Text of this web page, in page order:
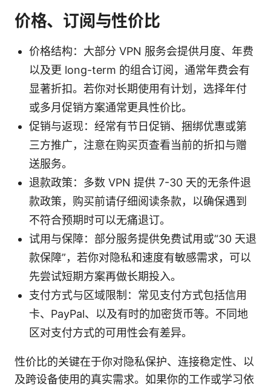
价格、订阅与性价比
价格结构：大部分 VPN 服务会提供月度、年费
以及更 long-term 的组合订阅，通常年费会有
显著折扣。若你对长期使用有计划，选择年付
或多月促销方案通常更具性价比。
促销与返现：经常有节日促销、捆绑优惠或第
三方推广，注意在购买页查看当前的折扣与赠
送服务。
退款政策：多数 VPN 提供 7-30 天的无条件退
款政策，购买前请仔细阅读条款，以确保遇到
不符合预期时可以无痛退订。
试用与保障：部分服务提供免费试用或“30 天退
款保障”，若你对隐私和速度有敏感需求，可以
先尝试短期方案再做长期投入。
支付方式与区域限制：常见支付方式包括信用
卡、PayPal、以及有时的加密货币等。不同地
区对支付方式的可用性会有差异。
性价比的关键在于你对隐私保护、连接稳定性、以
及跨设备使用的真实需求。如果你的工作或学习依